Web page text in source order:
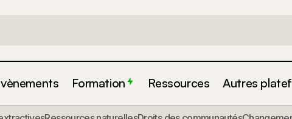
Formation Ressources Autres